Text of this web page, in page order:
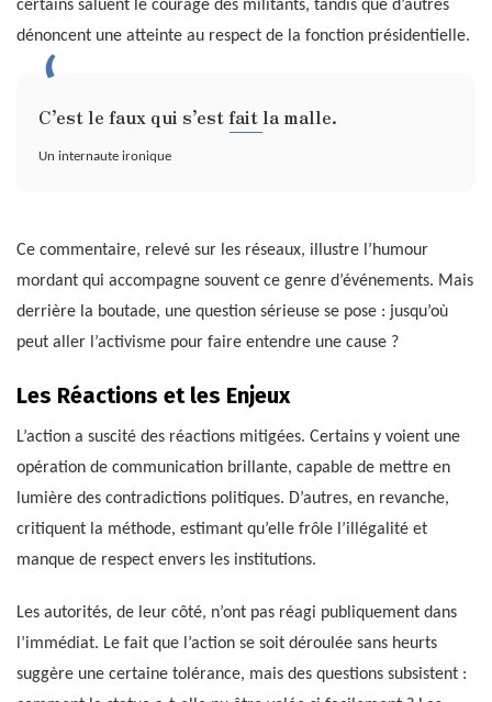
certains saluent le courage des militants, tandis que d’autres
dénoncent une atteinte au respect de la fonction présidentielle.
C’est le faux qui s’est fait la malle.
Un internaute ironique
Ce commentaire, relevé sur les réseaux, illustre l’humour
mordant qui accompagne souvent ce genre d’événements. Mais
derrière la boutade, une question sérieuse se pose : jusqu’où
peut aller l’activisme pour faire entendre une cause ?
Les Réactions et les Enjeux
L’action a suscité des réactions mitigées. Certains y voient une
opération de communication brillante, capable de mettre en
lumière des contradictions politiques. D’autres, en revanche,
critiquent la méthode, estimant qu’elle frôle l’illégalité et
manque de respect envers les institutions.
Les autorités, de leur côté, n’ont pas réagi publiquement dans
l’immédiat. Le fait que l’action se soit déroulée sans heurts
suggère une certaine tolérance, mais des questions subsistent :